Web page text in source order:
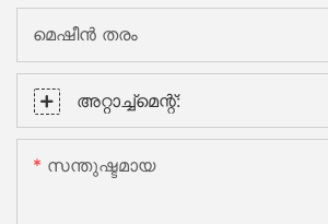
മെഷീൻ തരം
അറ്റാച്ച്മെന്റ്:
സന്തുഷ്ടമായ